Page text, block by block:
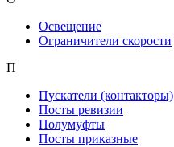
Освещение
Ограничители скорости
П
Пускатели (контакторы)
Посты ревизии
Полумуфты
Посты приказные